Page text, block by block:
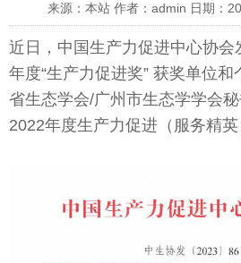
来源：本站 作者：admin 日期：
近日，中国生产力促进中心协会
年度“生产力促进奖” 获奖单位
省生态学会/广州市生态学学会
2022年度生产力促进（服务精英